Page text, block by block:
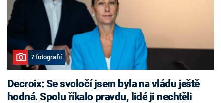
7 fotografií
Decroix: Se svoločí jsem byla na vládu ještě
hodná. Spolu říkalo pravdu, lidé ji nechtěli